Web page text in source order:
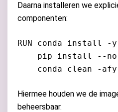
Daarna installeren we
componenten:
RUN conda install
pip install --
Hiermee houden we de
beheersbaar.